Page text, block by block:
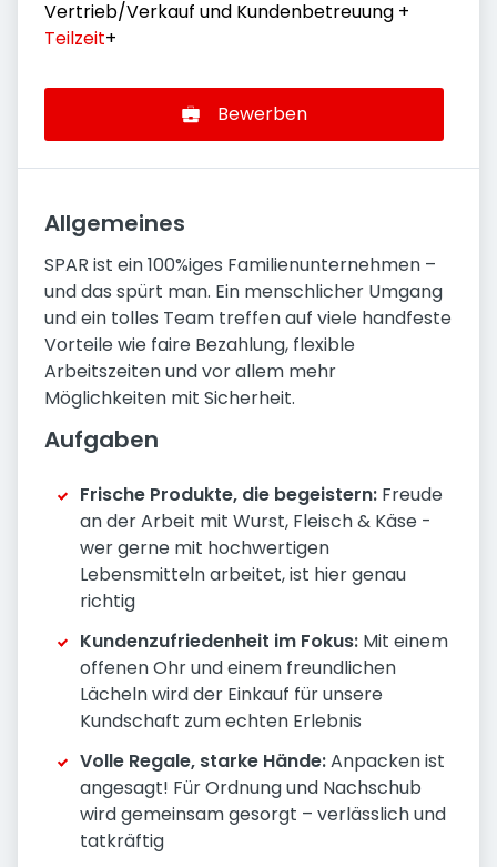
Vertrieb/Verkauf und Kundenbetreuung +
Teilzeit+
Bewerben
Allgemeines
SPAR ist ein 100%iges Familienunternehmen –
und das spürt man. Ein menschlicher Umgang
und ein tolles Team treffen auf viele handfeste
Vorteile wie faire Bezahlung, flexible
Arbeitszeiten und vor allem mehr
Möglichkeiten mit Sicherheit.
Aufgaben
Frische Produkte, die begeistern: Freude
an der Arbeit mit Wurst, Fleisch & Käse -
wer gerne mit hochwertigen
Lebensmitteln arbeitet, ist hier genau
richtig
Kundenzufriedenheit im Fokus: Mit einem
offenen Ohr und einem freundlichen
Lächeln wird der Einkauf für unsere
Kundschaft zum echten Erlebnis
Volle Regale, starke Hände:Anpacken ist
angesagt! Für Ordnung und Nachschub
wird gemeinsam gesorgt – verlässlich und
tatkräftig